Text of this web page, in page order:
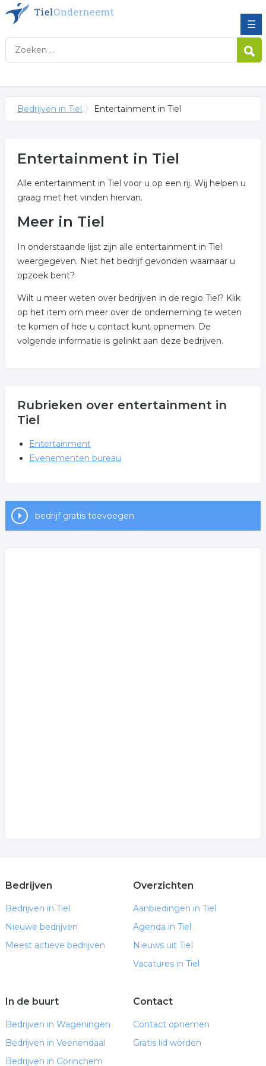
☰
Bedrijven in Tiel Entertainment in Tiel
Entertainment in Tiel
Alle entertainment in Tiel voor u op een rij. Wij helpen u
graag met het vinden hiervan.
Meer in Tiel
In onderstaande lijst zijn alle entertainment in Tiel
weergegeven. Niet het bedrijf gevonden waarnaar u
opzoek bent?
Wilt u meer weten over bedrijven in de regio Tiel? Klik
op het item om meer over de onderneming te weten
te komen of hoe u contact kunt opnemen. De
volgende informatie is gelinkt aan deze bedrijven.
Rubrieken over entertainment in
Tiel
Entertainment
Evenementen bureau
bedrijf gratis toevoegen
Bedrijven
Bedrijven in Tiel
Nieuwe bedrijven
Meest actieve bedrijven
Overzichten
Aanbiedingen in Tiel
Agenda in Tiel
Nieuws uit Tiel
Vacatures in Tiel
In de buurt
Bedrijven in Wageningen
Bedrijven in Veenendaal
Bedrijven in Gorinchem
Contact
Contact opnemen
Gratis lid worden